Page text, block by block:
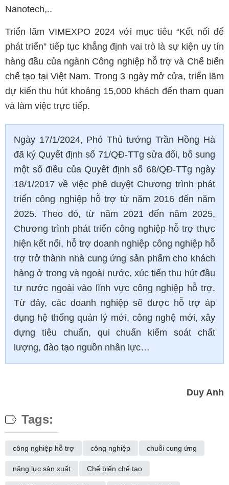
Nanotech,..
Triển lãm VIMEXPO 2024 với mục tiêu “Kết nối để
phát triển” tiếp tục khẳng định vai trò là sự kiện uy tín
hàng đầu của ngành Công nghiệp hỗ trợ và Chế biến
chế tạo tại Việt Nam. Trong 3 ngày mở cửa, triển lãm
dự kiến thu hút khoảng 15,000 khách đến tham quan
và làm việc trực tiếp.
Ngày 17/1/2024, Phó Thủ tướng Trần Hồng Hà
đã ký Quyết định số 71/QĐ-TTg sửa đổi, bổ sung
một số điều của Quyết định số 68/QĐ-TTg ngày
18/1/2017 về việc phê duyệt Chương trình phát
triển công nghiệp hỗ trợ từ năm 2016 đến năm
2025. Theo đó, từ năm 2021 đến năm 2025,
Chương trình phát triển công nghiệp hỗ trợ thực
hiện kết nối, hỗ trợ doanh nghiệp công nghiệp hỗ
trợ trở thành nhà cung ứng sản phẩm cho khách
hàng ở trong và ngoài nước, xúc tiến thu hút đầu
tư nước ngoài vào lĩnh vực công nghiệp hỗ trợ.
Từ đây, các doanh nghiệp sẽ được hỗ trợ áp
dụng hệ thống quản lý mới, công nghệ mới, xây
dựng tiêu chuẩn, qui chuẩn kiểm soát chất
lượng, đào tạo nguồn nhân lực…
Duy Anh
Tags:
công nghiệp hỗ trợ công nghiệp chuỗi cung ứng
năng lực sản xuất Chế biến chế tạo